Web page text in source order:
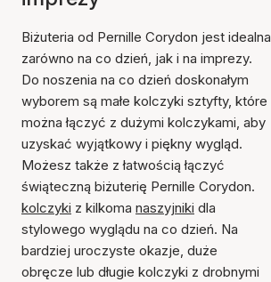
Biżuteria od Pernille Corydon jest idealna
zarówno na co dzień, jak i na imprezy.
Do noszenia na co dzień doskonałym
wyborem są małe kolczyki sztyfty, które
można łączyć z dużymi kolczykami, aby
uzyskać wyjątkowy i piękny wygląd.
Możesz także z łatwością łączyć
świąteczną biżuterię Pernille Corydon.
kolczyki z kilkoma naszyjniki dla
stylowego wyglądu na co dzień. Na
bardziej uroczyste okazje, duże
obręcze lub długie kolczyki z drobnymi